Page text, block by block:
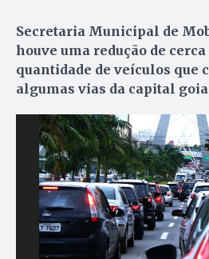
Secretaria Municipal de
houve uma redução de
quantidade de veículos que
algumas vias da capital